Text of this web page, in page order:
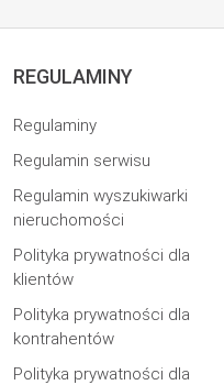
REGULAMINY
Regulaminy
Regulamin serwisu
Regulamin wyszukiwarki
nieruchomości
Polityka prywatności dla
klientów
Polityka prywatności dla
kontrahentów
Polityka prywatności dla